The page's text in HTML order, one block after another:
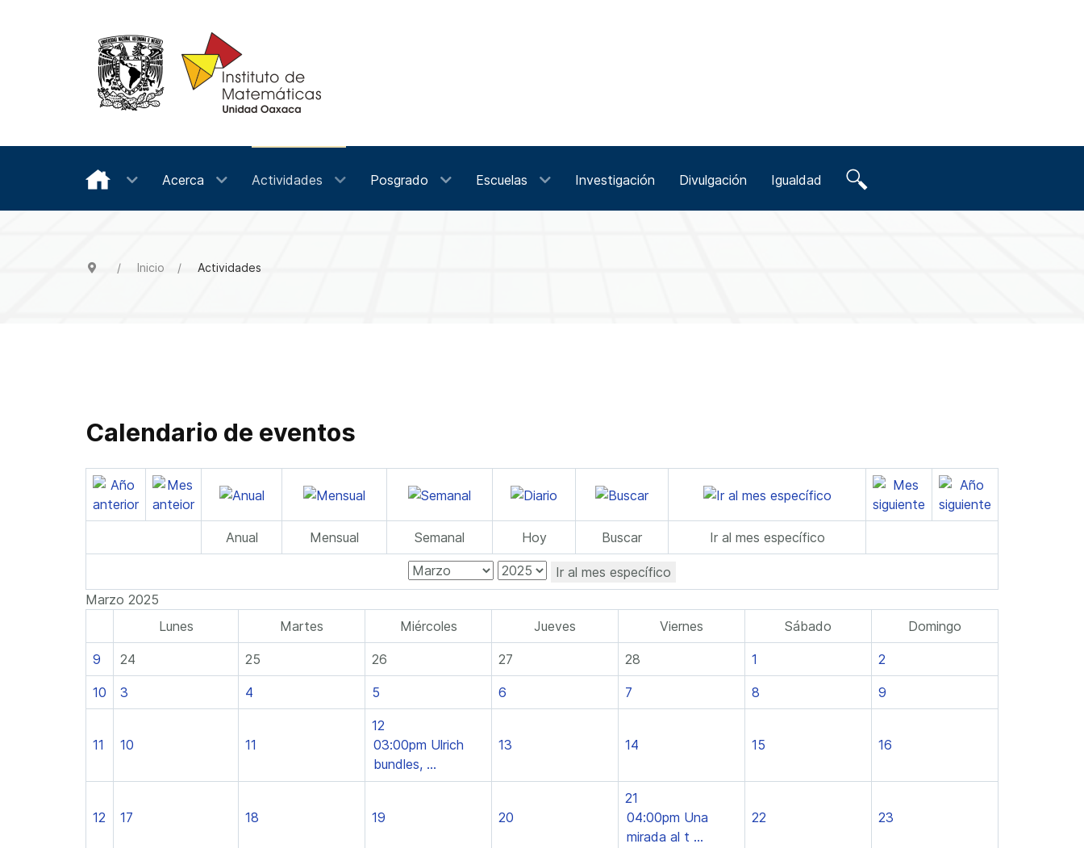
Acerca Actividades Posgrado Escuelas Investigación Divulgación Igualdad
Inicio Actividades
Calendario de eventos
Anual Mensual Semanal Hoy Buscar Ir al mes específico
Ir al mes específico
Marzo 2025
Lunes
Martes Miércoles Jueves Viernes Sábado Domingo
9 24 25 26 27 28 1 2
10 3 4 5 6 7 8 9
11 10 11
12
03:00pm Ulrich
bundles, ...
13 14 15 16
12 17 18 19 20
21
04:00pm Una
mirada al t ...
22 23